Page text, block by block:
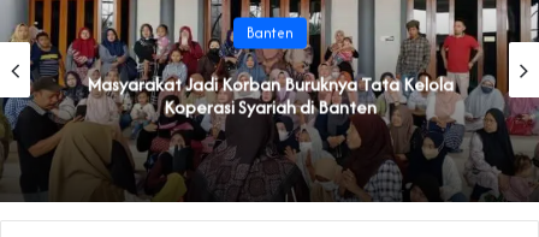
Banten
‎Masyarakat Jadi Korban Buruknya Tata Kelola
Koperasi Syariah di Banten